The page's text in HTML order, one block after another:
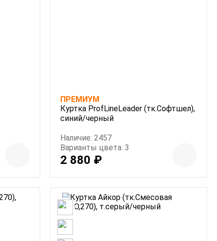
ПРЕМИУМ
Куртка ProfLineLeader (тк.Софтшел),
синий/черный
Наличие: 2457
Варианты цвета: 3
2 880 ₽